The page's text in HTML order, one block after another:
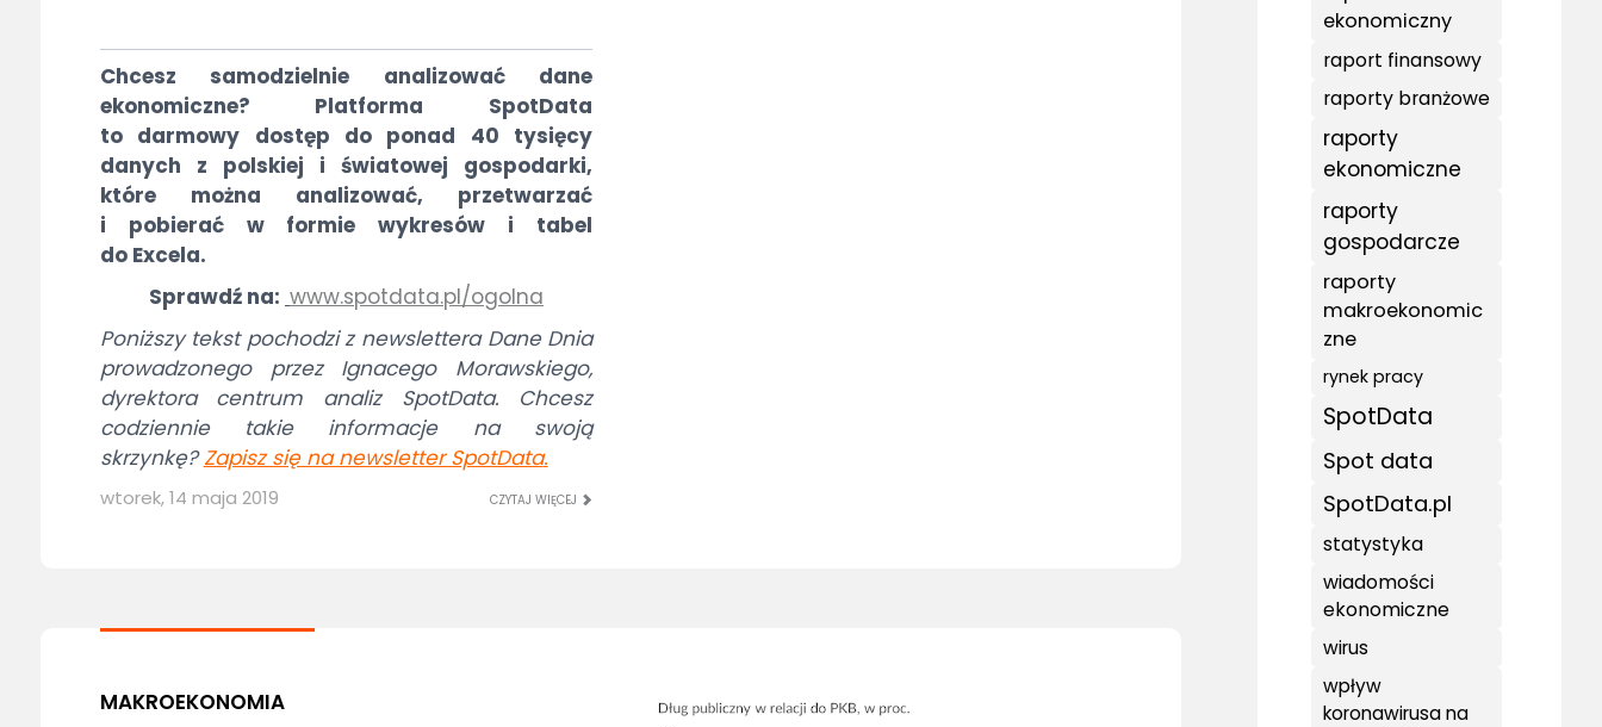
Chcesz samodzielnie analizować dane
ekonomiczne? Platforma SpotData
to darmowy dostęp do ponad 40 tysięcy
danych z polskiej i światowej gospodarki,
które można analizować, przetwarzać
i pobierać w formie wykresów i tabel
do Excela.
Sprawdź na: www.spotdata.pl/ogolna
Poniższy tekst pochodzi z newslettera Dane Dnia
prowadzonego przez Ignacego Morawskiego,
dyrektora centrum analiz SpotData. Chcesz
codziennie takie informacje na swoją
skrzynkę?Zapisz się na newsletter SpotData.
wtorek, 14 maja 2019 CZYTAJ WIĘCEJ
MAKROEKONOMIA
ekonomiczny
raport finansowy
raporty branżowe
raporty
ekonomiczne
raporty
gospodarcze
raporty
makroekonomic
zne
rynek pracy
SpotData
Spot data
SpotData.pl
statystyka
wiadomości
ekonomiczne
wirus
wpływ
koronawirusa na